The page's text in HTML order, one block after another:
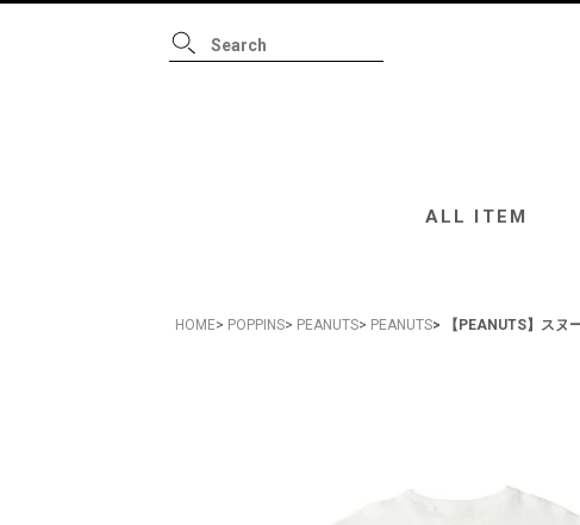
ALL ITEM
ALL ITEM
HOME POPPINS PEANUTS PEANUTS 【PEANUTS】ス